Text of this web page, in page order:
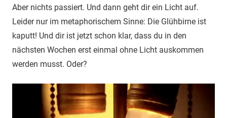
Aber nichts passiert. Und dann geht dir ein Licht auf.
Leider nur im metaphorischem Sinne: Die Glühbirne ist
kaputt! Und dir ist jetzt schon klar, dass du in den
nächsten Wochen erst einmal ohne Licht auskommen
werden musst. Oder?